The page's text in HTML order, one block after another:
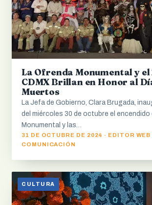
La Ofrenda Monumental y el
CDMX Brillan en Honor al
Muertos
La Jefa de Gobierno, Clara Brugada,
del miércoles 30 de octubre el encendido
Monumental y las…
31 DE OCTUBRE DE 2024 · EDITOR WEB
COMUNICACIÓN
CULTURA